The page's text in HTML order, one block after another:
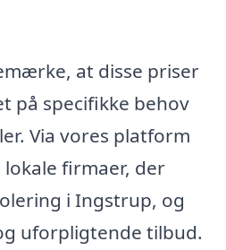
at disse priser
på specifikke behov
Via vores platform
firmaer, der
i Ingstrup, og
uforpligtende tilbud.